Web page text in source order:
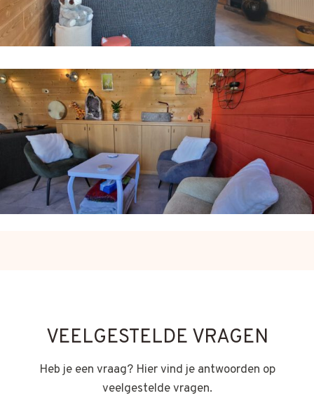
VEELGESTELDE VRAGEN
Heb je een vraag? Hier vind je antwoorden op
veelgestelde vragen.